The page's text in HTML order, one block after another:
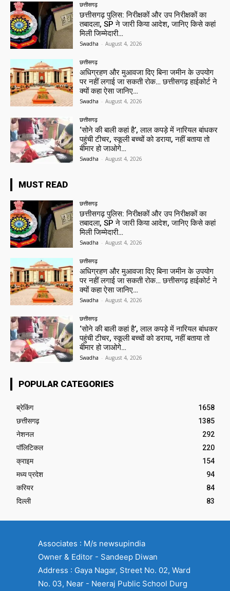
छत्तीसगढ़
छत्तीसगढ़ पुलिस: निरीक्षकों और उप निरीक्षकों का
तबादला, SP ने जारी किया आदेश, जानिए किसे कहां
मिली जिम्मेदारी…
Swadha - August 4, 2026
छत्तीसगढ़
अधिग्रहण और मुआवजा दिए बिना जमीन के उपयोग
पर नहीं लगाई जा सकती रोक… छत्तीसगढ़ हाईकोर्ट ने
क्यों कहा ऐसा जानिए…
Swadha - August 4, 2026
छत्तीसगढ़
‘सोने की बाली कहां है’, लाल कपड़े में नारियल बांधकर
पहुंची टीचर, स्कूली बच्चों को डराया, नहीं बताया तो
बीमार हो जाओगे…
Swadha - August 4, 2026
MUST READ
छत्तीसगढ़
छत्तीसगढ़ पुलिस: निरीक्षकों और उप निरीक्षकों का
तबादला, SP ने जारी किया आदेश, जानिए किसे कहां
मिली जिम्मेदारी…
Swadha - August 4, 2026
छत्तीसगढ़
अधिग्रहण और मुआवजा दिए बिना जमीन के उपयोग
पर नहीं लगाई जा सकती रोक… छत्तीसगढ़ हाईकोर्ट ने
क्यों कहा ऐसा जानिए…
Swadha - August 4, 2026
छत्तीसगढ़
‘सोने की बाली कहां है’, लाल कपड़े में नारियल बांधकर
पहुंची टीचर, स्कूली बच्चों को डराया, नहीं बताया तो
बीमार हो जाओगे…
Swadha - August 4, 2026
POPULAR CATEGORIES
ब्रेकिंग
1658
छत्तीसगढ़
1385
नेशनल
292
पॉलिटिकल
220
क्राइम
154
मध्य प्रदेश
94
करियर
84
दिल्ली
83
Associates : M/s newsupindia
Owner & Editor - Sandeep Diwan
Address : Gaya Nagar, Street No. 02, Ward
No. 03, Near - Neeraj Public School Durg